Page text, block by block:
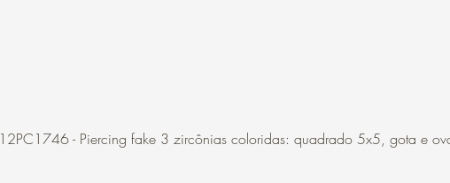
12PC1746 - Piercing fake 3 zircônias coloridas: quadrado 5x5, gota e